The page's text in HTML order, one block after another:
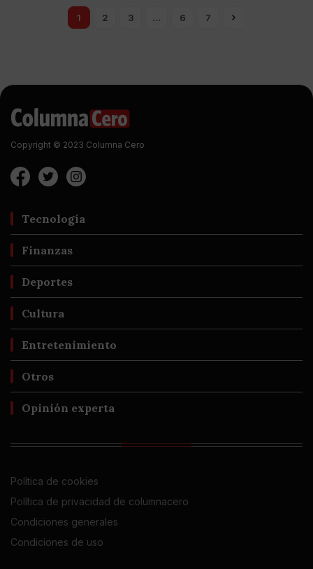
1 2 3 … 6 7
Copyright © 2023 Columna Cero
Tecnología
Finanzas
Deportes
Cultura
Entretenimiento
Otros
Opinión experta
Política de cookies
Política de privacidad de columnacero
Condiciones generales
Condiciones de uso